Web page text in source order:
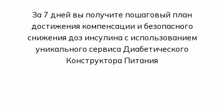
За 7 дней вы получите пошаговый план
достижения компенсации и безопасного
снижения доз инсулина с использованием
уникального сервиса Диабетического
Конструктора Питания